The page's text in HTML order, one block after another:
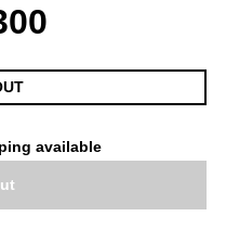
available